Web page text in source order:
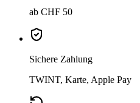
ab CHF 50
Sichere Zahlung
TWINT, Karte, Apple Pay